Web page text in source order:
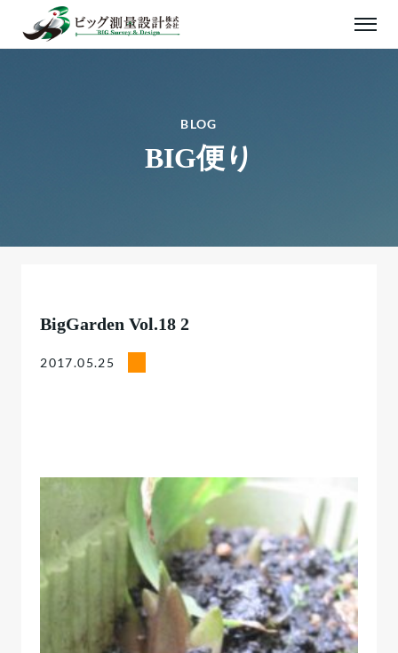
BLOG
BIG便り
BigGarden Vol.18 2
2017.05.25